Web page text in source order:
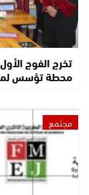
تخرج الفوج
محطة تؤسس
مجتمع